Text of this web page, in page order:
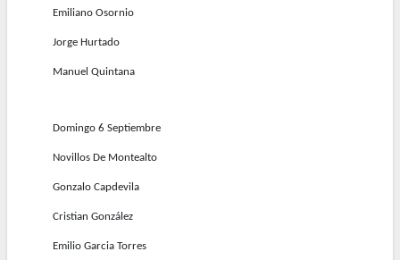
Emiliano Osornio
Jorge Hurtado
Manuel Quintana
Domingo 6 Septiembre
Novillos De Montealto
Gonzalo Capdevila
Cristian González
Emilio Garcia Torres